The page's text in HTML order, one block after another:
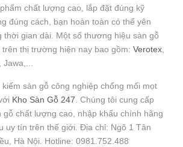
chất lượng cao, lắp đặt đúng kỹ
đúng cách, bạn hoàn toàn có thể yên
thời gian dài. Một số thương hiệu sàn gỗ
thị trường hiện nay bao gồm: Verotex
, Jawa,...
sàn gỗ công nghiệp chống mối mọt
Kho Sàn Gỗ 247 . Chúng tôi cung cấp
gỗ chất lượng cao, nhập khẩu chính hãng
uy tín trên thế giới. Địa chỉ: Ngõ 1 Tân
Hà Nội. Hotline: 0981.752.488